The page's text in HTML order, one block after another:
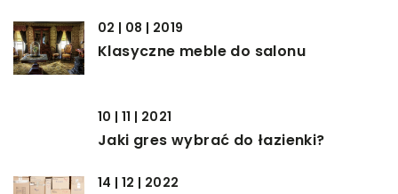
02 | 08 | 2019
Klasyczne meble do salonu
10 | 11 | 2021
Jaki gres wybrać do łazienki?
14 | 12 | 2022